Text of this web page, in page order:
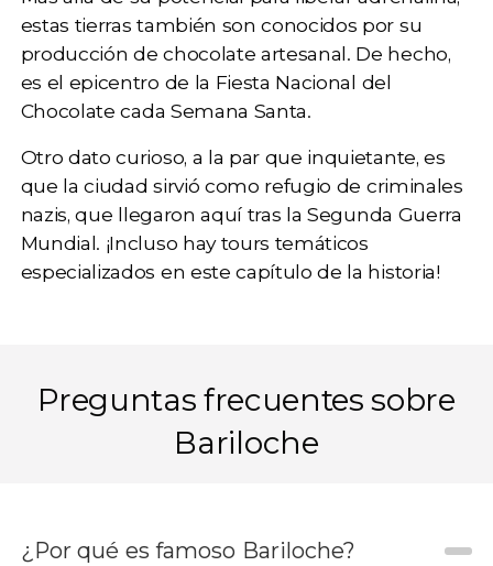
estas tierras también son conocidos por su
producción de chocolate artesanal. De hecho,
es el epicentro de la Fiesta Nacional del
Chocolate cada Semana Santa.
Otro dato curioso, a la par que inquietante, es
que la ciudad sirvió como refugio de criminales
nazis, que llegaron aquí tras la Segunda Guerra
Mundial. ¡Incluso hay tours temáticos
especializados en este capítulo de la historia!
Preguntas frecuentes sobre
Bariloche
¿Por qué es famoso Bariloche?